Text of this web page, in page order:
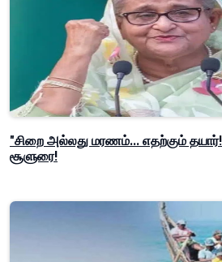
"சிறை அல்லது மரணம்... எதற்கும்
சூளுரை!